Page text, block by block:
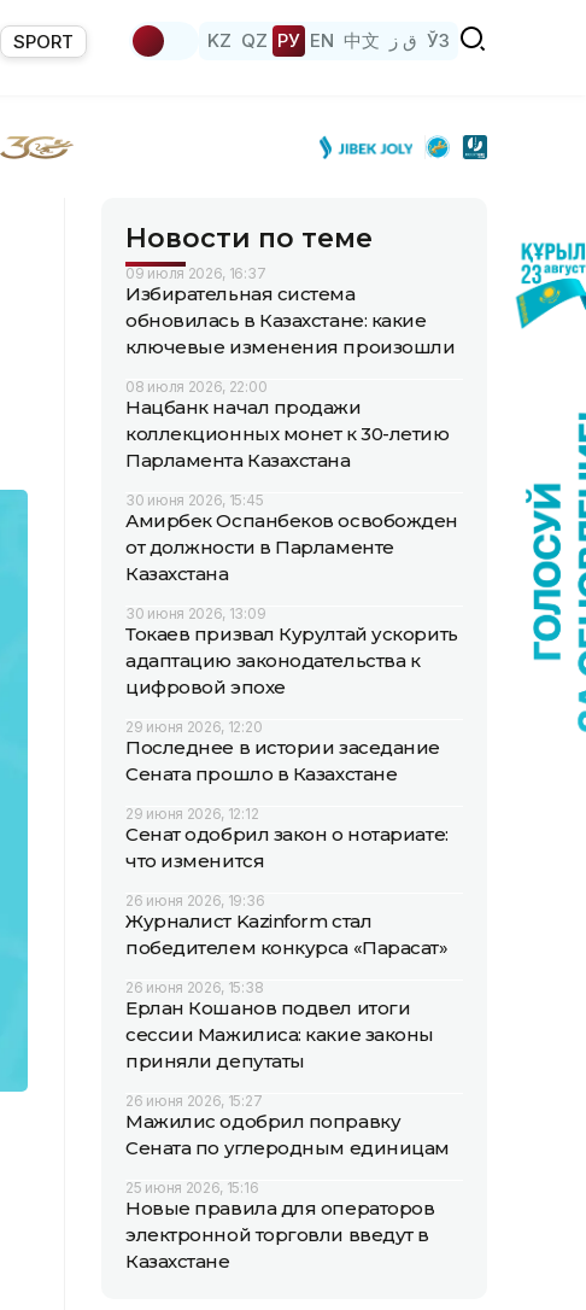
SPORT KZ QZ РУ EN 中文 ق ز ЎЗ
Новости по теме
09 июля 2026, 16:37
Избирательная система
обновилась в Казахстане: какие
ключевые изменения произошли
08 июля 2026, 22:00
Нацбанк начал продажи
коллекционных монет к 30-летию
Парламента Казахстана
30 июня 2026, 15:45
Амирбек Оспанбеков освобожден
от должности в Парламенте
Казахстана
30 июня 2026, 13:09
Токаев призвал Курултай ускорить
адаптацию законодательства к
цифровой эпохе
29 июня 2026, 12:20
Последнее в истории заседание
Сената прошло в Казахстане
29 июня 2026, 12:12
Сенат одобрил закон о нотариате:
что изменится
26 июня 2026, 19:36
Журналист Kazinform стал
победителем конкурса «Парасат»
26 июня 2026, 15:38
Ерлан Кошанов подвел итоги
сессии Мажилиса: какие законы
приняли депутаты
26 июня 2026, 15:27
Мажилис одобрил поправку
Сената по углеродным единицам
25 июня 2026, 15:16
Новые правила для операторов
электронной торговли введут в
Казахстане